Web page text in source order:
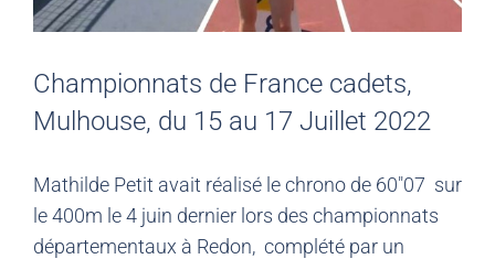
Championnats de France cadets,
Mulhouse, du 15 au 17 Juillet 2022
Mathilde Petit avait réalisé le chrono de 60″07 sur
le 400m le 4 juin dernier lors des championnats
départementaux à Redon, complété par un